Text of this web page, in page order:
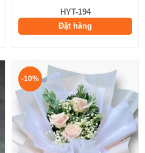
HYT-194
Đặt hàng
-10%